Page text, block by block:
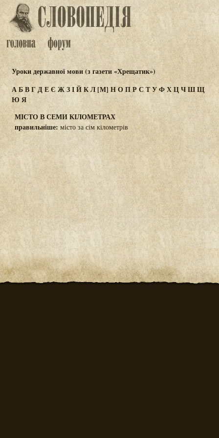
Уроки державної мови (з газети «Хрещатик»)
АБВГДЕЄ ЖЗІЙКЛ[М] НОПРСТУФХЦЧШЩ
Ю Я
МІСТО В СЕМИ КІЛОМЕТРАХ
правильніше: місто за сім кілометрів